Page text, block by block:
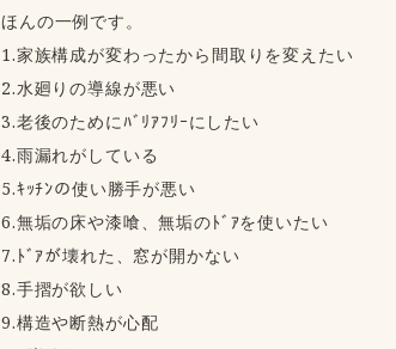
ほんの一例です。
1.家族構成が変わったから間取りを変えたい
2.水廻りの導線が悪い
3.老後のためにﾊﾞﾘｱﾌﾘｰにしたい
4.雨漏れがしている
5.ｷｯﾁﾝの使い勝手が悪い
6.無垢の床や漆喰、無垢のﾄﾞｱを使いたい
7.ﾄﾞｱが壊れた、窓が開かない
8.手摺が欲しい
9.構造や断熱が心配